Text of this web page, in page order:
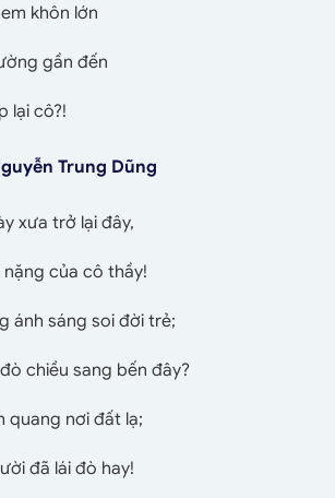
khôn lớn
gần đến
lại cô?!
Trung Dũng
xưa trở lại đây,
nặng của cô thầy!
ánh sáng soi đời trẻ;
chiều sang bến đây?
quang nơi đất lạ;
đã lái đò hay!